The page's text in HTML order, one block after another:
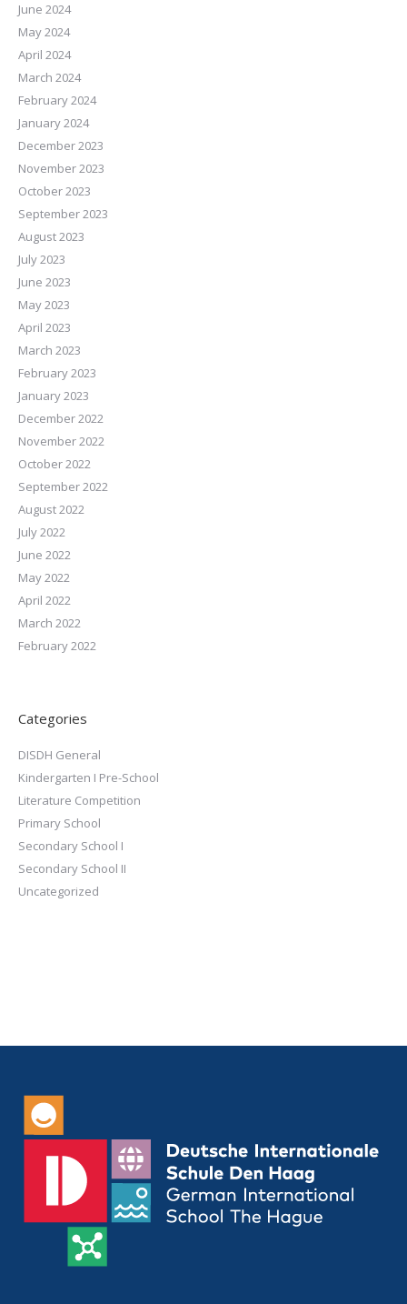
June 2024
May 2024
April 2024
March 2024
February 2024
January 2024
December 2023
November 2023
October 2023
September 2023
August 2023
July 2023
June 2023
May 2023
April 2023
March 2023
February 2023
January 2023
December 2022
November 2022
October 2022
September 2022
August 2022
July 2022
June 2022
May 2022
April 2022
March 2022
February 2022
Categories
DISDH General
Kindergarten I Pre-School
Literature Competition
Primary School
Secondary School I
Secondary School II
Uncategorized